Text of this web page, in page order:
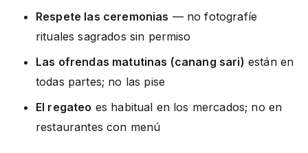
Respete las ceremonias — no fotografíe
rituales sagrados sin permiso
Las ofrendas matutinas (canang sari) están en
todas partes; no las pise
El regateo es habitual en los mercados; no en
restaurantes con menú